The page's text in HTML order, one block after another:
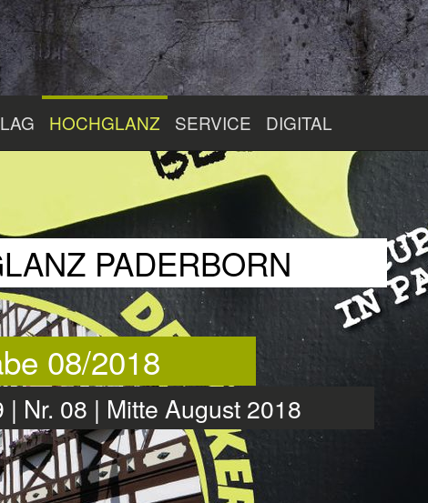
HOCHGLANZ SERVICE DIGITAL
PADERBORN
08/2018
| Nr. 08 | Mitte August 2018